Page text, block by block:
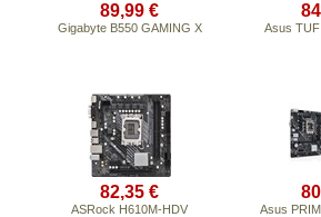
89,99 €
Gigabyte B550 GAMING X Asus
82,35 €
ASRock H610M-HDV Asus